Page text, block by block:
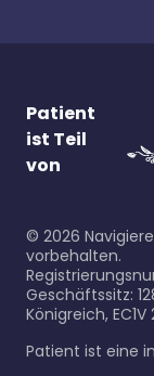
Patient
ist Teil
von
© 2026
vorbehalten.
Geschäftssitz:
Königreich, EC1V
Patient ist eine